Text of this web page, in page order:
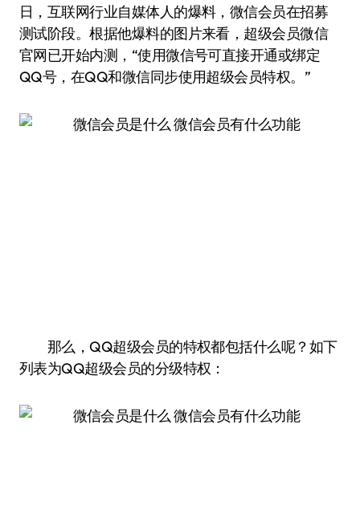
日，互联网行业自媒体人的爆料，微信会员在招募
测试阶段。根据他爆料的图片来看，超级会员微信
官网已开始内测，“使用微信号可直接开通或绑定
QQ号，在QQ和微信同步使用超级会员特权。”
那么，QQ超级会员的特权都包括什么呢？如下
列表为QQ超级会员的分级特权：